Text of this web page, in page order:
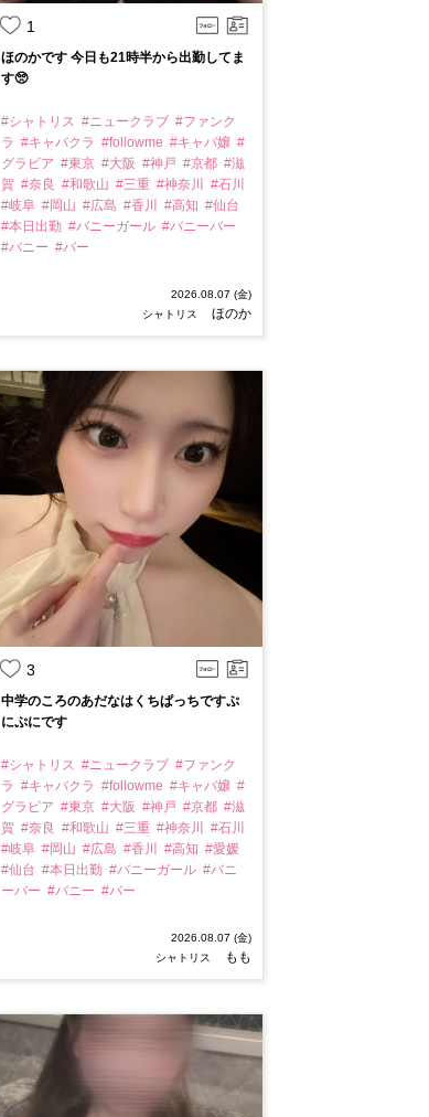
1
ほのかです 今日も21時半から出勤してま
す🥺
#シャトリス #ニュークラブ #ファンク
ラ #キャバクラ #followme #キャバ嬢 #
グラビア #東京 #大阪 #神戸 #京都 #滋
賀 #奈良 #和歌山 #三重 #神奈川
#石川
#岐阜 #岡山 #広島 #香川 #高知 #仙台
#本日出勤 #バニーガール #バニーバー
#バニー #バー
2026.08.07 (金)
シャトリス
ほのか
3
中学のころのあだなはくちぱっちですぷ
にぷにです
#シャトリス #ニュークラブ #ファンク
ラ #キャバクラ #followme #キャバ嬢 #
グラビア #東京 #大阪 #神戸 #京都 #滋
賀 #奈良 #和歌山 #三重 #神奈川
#石川
#岐阜 #岡山 #広島 #香川 #高知 #愛媛
#仙台 #本日出勤 #バニーガール #バニ
ーバー #バニー #バー
2026.08.07 (金)
シャトリス
もも